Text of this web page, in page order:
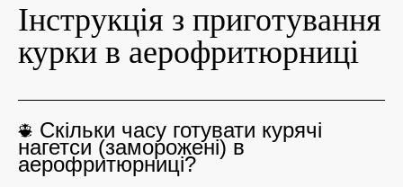
Інструкція з приготування
курки в аерофритюрниці
Скільки часу готувати курячі
нагетси (заморожені) в
аерофритюрниці?